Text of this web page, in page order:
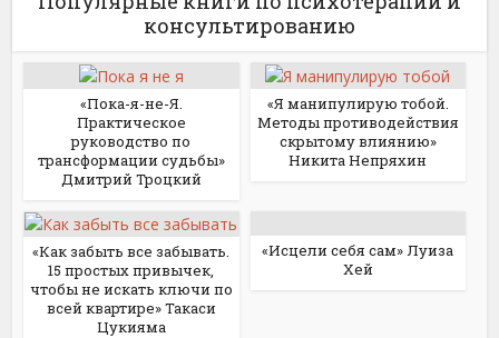
консультированию
«Пока-я-не-Я.
Практическое
руководство по
трансформации судьбы»
Дмитрий Троцкий
«Я манипулирую тобой.
Методы противодействия
скрытому влиянию»
Никита Непряхин
«Как забыть все забывать.
15 простых привычек,
чтобы не искать ключи по
всей квартире» Такаси
Цукияма
«Исцели себя сам» Луиза
Хей